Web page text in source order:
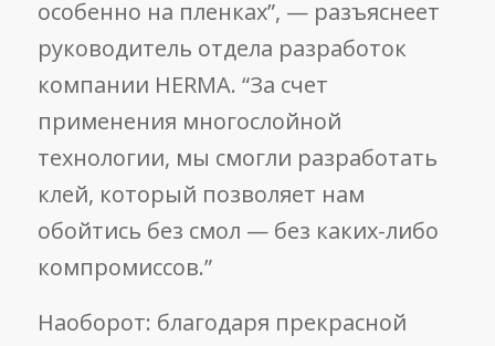
особенно на пленках”, — разъяснеет
руководитель отдела разработок
компании HERMA. “За счет
применения многослойной
технологии, мы смогли разработать
клей, который позволяет нам
обойтись без смол — без каких-либо
компромиссов.”
Наоборот: благодаря прекрасной